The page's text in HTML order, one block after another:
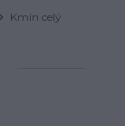
Kmín celý